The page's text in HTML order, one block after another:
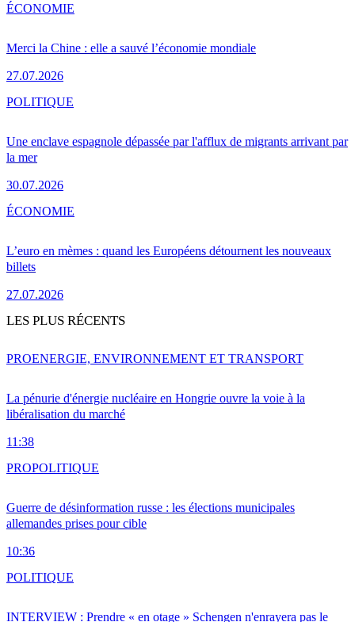
Merci la Chine : elle a sauvé l’économie mondiale
27.07.2026
ÉCONOMIE
Une enclave espagnole dépassée par l'afflux de migrants arrivant par
la mer
30.07.2026
POLITIQUE
L’euro en mèmes : quand les Européens détournent les nouveaux
billets
27.07.2026
ÉCONOMIE
LES PLUS RÉCENTS
La pénurie d'énergie nucléaire en Hongrie ouvre la voie à la
libéralisation du marché
11:38
PROENERGIE, ENVIRONNEMENT ET TRANSPORT
Guerre de désinformation russe : les élections municipales
allemandes prises pour cible
10:36
PROPOLITIQUE
INTERVIEW : Prendre « en otage » Schengen n'enrayera pas le
POLITIQUE